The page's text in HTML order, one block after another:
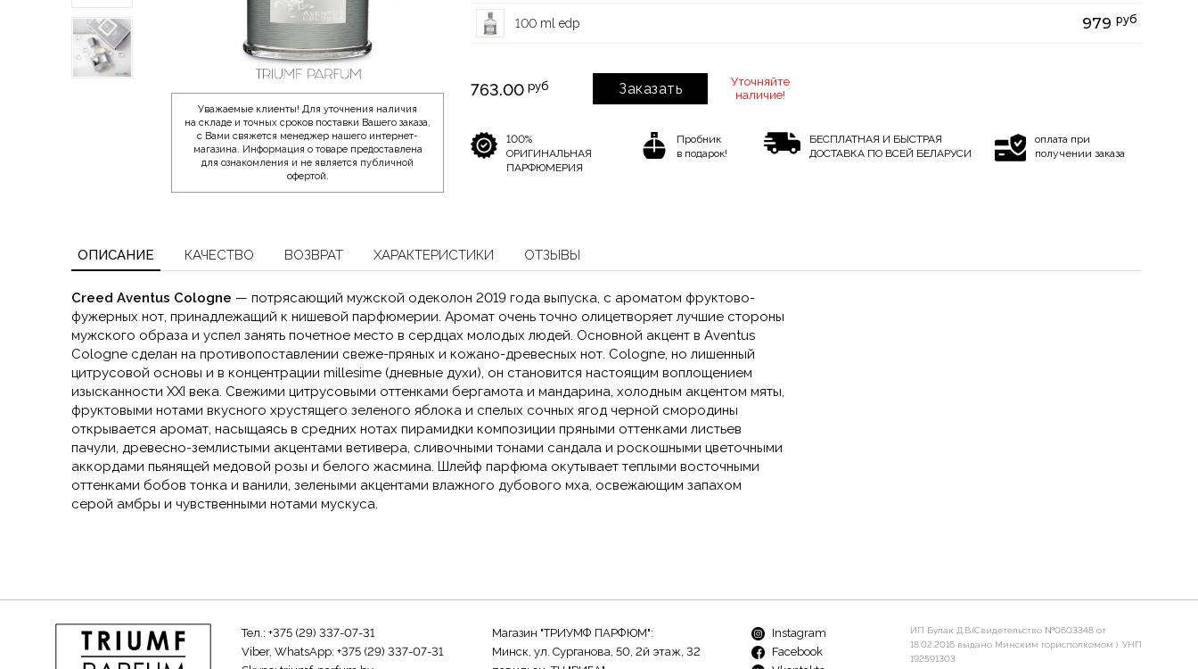
Уважаемые клиенты! Для уточнения наличия
на складе и точных сроков поставки Вашего заказа,
с Вами свяжется менеджер нашего интернет-
магазина. Информация о товаре предоставлена
для ознакомления и не является публичной
офертой.
100 ml edp 979 руб
763.00 руб Заказать
Уточняйте
наличие!
100%
ОРИГИНАЛЬНАЯ
ПАРФЮМЕРИЯ
Пробник
в подарок!
БЕСПЛАТНАЯ И БЫСТРАЯ
ДОСТАВКА ПО ВСЕЙ БЕЛАРУСИ
оплата при
получении заказа
ОПИСАНИЕ КАЧЕСТВО ВОЗВРАТ ХАРАКТЕРИСТИКИ ОТЗЫВЫ
Creed Aventus Cologne — потрясающий мужской одеколон 2019 года выпуска, с ароматом фруктово-
фужерных нот, принадлежащий к нишевой парфюмерии. Аромат очень точно олицетворяет лучшие стороны
мужского образа и успел занять почетное место в сердцах молодых людей. Основной акцент в Aventus
Cologne сделан на противопоставлении свеже-пряных и кожано-древесных нот. Cologne, но лишенный
цитрусовой основы и в концентрации millesime (дневные духи), он становится настоящим воплощением
изысканности XXI века. Свежими цитрусовыми оттенками бергамота и мандарина, холодным акцентом мяты,
фруктовыми нотами вкусного хрустящего зеленого яблока и спелых сочных ягод черной смородины
открывается аромат, насыщаясь в средних нотах пирамидки композиции пряными оттенками листьев
пачули, древесно-землистыми акцентами ветивера, сливочными тонами сандала и роскошными цветочными
аккордами пьянящей медовой розы и белого жасмина. Шлейф парфюма окутывает теплыми восточными
оттенками бобов тонка и ванили, зелеными акцентами влажного дубового мха, освежающим запахом
серой амбры и чувственными нотами мускуса.
Тел.: +375 (29) 337-07-31
Viber, WhatsApp: +375 (29) 337-07-31
Магазин "ТРИУМФ ПАРФЮМ":
Минск, ул. Сурганова, 50, 2й этаж, 32
Instagram
Facebook
ИП Булак Д.В.(Свидетельство №0603348 от
18.02.2016 выдано Минским горисполкомом ). УНП
192591303